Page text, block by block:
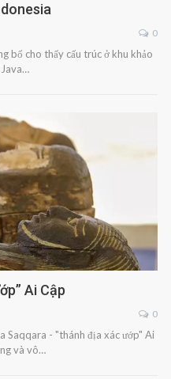
0
bố cho thấy cấu trúc ở khu khảo
Ai Cập
0
Saqqara - "thánh địa xác ướp" Ai
và vô…